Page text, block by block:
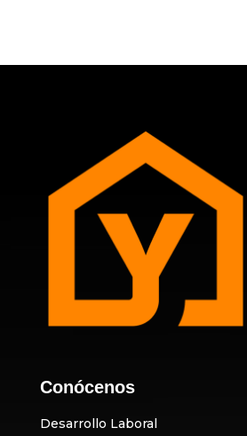
Conócenos
Desarrollo Laboral